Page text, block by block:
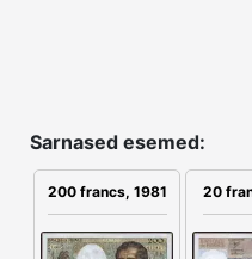
Sarnased esemed:
200 francs, 1981 20